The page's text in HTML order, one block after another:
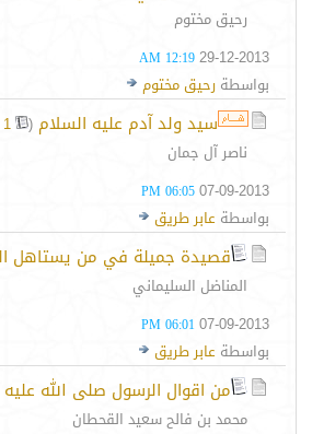
رحيق مختوم
29-12-2013
12:19 AM
بواسطة رحيق مختوم
سيد ولد آدم عليه السلام (
1
ناصر آل جمان
07-09-2013
06:05 PM
بواسطة عابر طريق
قصيدة جميلة في من يستاهل
المناضل السليماني
07-09-2013
06:01 PM
بواسطة عابر طريق
من اقوال الرسول صلى الله
محمد بن فالح سعيد القحطان